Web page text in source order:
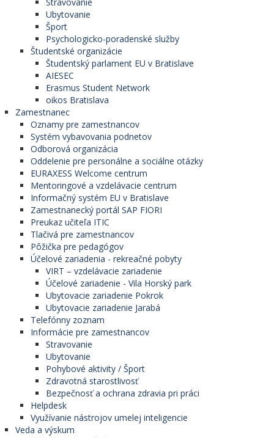
Ubytovanie
Šport
Psychologicko-poradenské služby
Študentské organizácie
Študentský parlament EU v Bratislave
AIESEC
Erasmus Student Network
oikos Bratislava
Zamestnanec
Oznamy pre zamestnancov
Systém vybavovania podnetov
Odborová organizácia
Oddelenie pre personálne a sociálne otázky
EURAXESS Welcome centrum
Mentoringové a vzdelávacie centrum
Informačný systém EU v Bratislave
Zamestnanecký portál SAP FIORI
Preukaz učiteľa ITIC
Tlačivá pre zamestnancov
Pôžička pre pedagógov
Účelové zariadenia - rekreačné pobyty
VIRT – vzdelávacie zariadenie
Účelové zariadenie - Vila Horský park
Ubytovacie zariadenie Pokrok
Ubytovacie zariadenie Jarabá
Telefónny zoznam
Informácie pre zamestnancov
Stravovanie
Ubytovanie
Pohybové aktivity / Šport
Zdravotná starostlivosť
Bezpečnosť a ochrana zdravia pri práci
Helpdesk
Využívanie nástrojov umelej inteligencie
Veda a výskum